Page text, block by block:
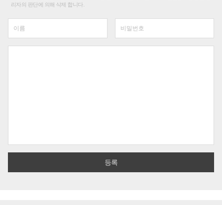
리자의 판단에 의해 삭제 합니다.